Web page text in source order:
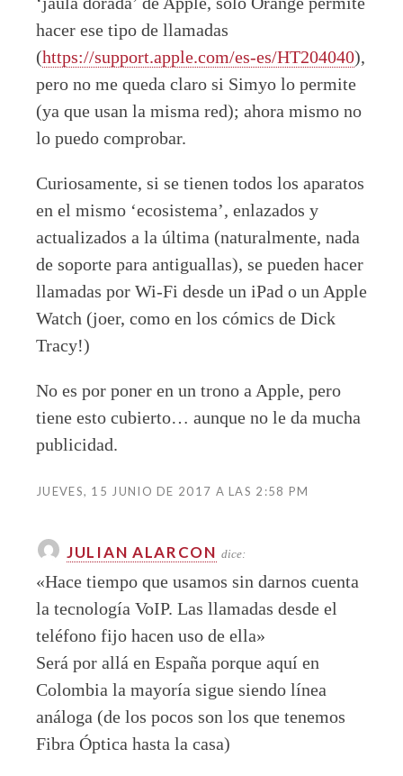
hacer ese tipo de llamadas
(https://support.apple.com/es-es/HT204040),
pero no me queda claro si Simyo lo permite
(ya que usan la misma red); ahora mismo no
lo puedo comprobar.
Curiosamente, si se tienen todos los aparatos
en el mismo ‘ecosistema’, enlazados y
actualizados a la última (naturalmente, nada
de soporte para antiguallas), se pueden hacer
llamadas por Wi-Fi desde un iPad o un Apple
Watch (joer, como en los cómics de Dick
Tracy!)
No es por poner en un trono a Apple, pero
tiene esto cubierto… aunque no le da mucha
publicidad.
JUEVES, 15 JUNIO DE 2017 A LAS 2:58 PM
JULIAN ALARCON dice:
«Hace tiempo que usamos sin darnos cuenta
la tecnología VoIP. Las llamadas desde el
teléfono fijo hacen uso de ella»
Será por allá en España porque aquí en
Colombia la mayoría sigue siendo línea
análoga (de los pocos son los que tenemos
Fibra Óptica hasta la casa)